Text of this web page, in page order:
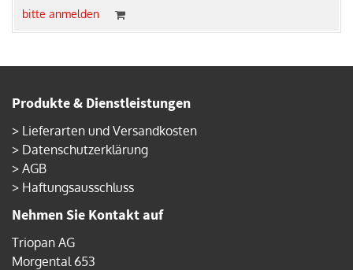
bitte anmelden
Produkte & Dienstleistungen
> Lieferarten und Versandkosten
> Datenschutzerklärung
> AGB
> Haftungsausschluss
Nehmen Sie Kontakt auf
Triopan AG
Morgental 653